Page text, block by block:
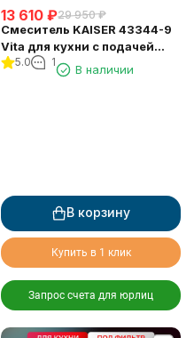
13 610 ₽29 950 ₽
Смеситель KAISER 43344-9
Vita для кухни с подачей
фильтрованной воды
5.0 1
В наличии
В корзину
Купить в 1 клик
Запрос счета для юрлиц